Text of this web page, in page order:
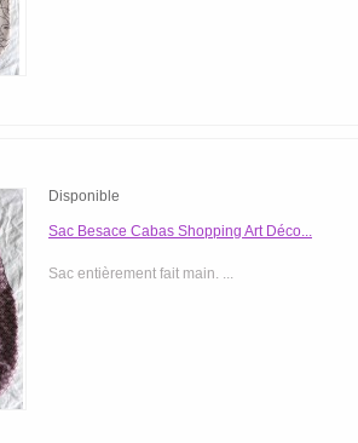
Disponible
Sac Besace Cabas Shopping Art Déco...
Sac entièrement fait main. ...